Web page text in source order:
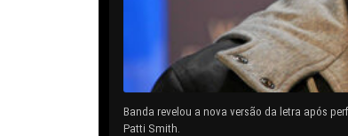
Banda revelou a nova versão da letra após
Patti Smith.